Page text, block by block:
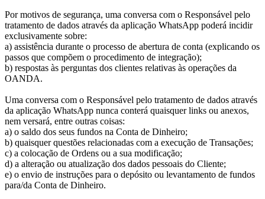
Por motivos de segurança, uma conversa com o Responsável pelo
tratamento de dados através da aplicação WhatsApp poderá incidir
exclusivamente sobre:
a) assistência durante o processo de abertura de conta (explicando os
passos que compõem o procedimento de integração);
b) respostas às perguntas dos clientes relativas às operações da
OANDA.
Uma conversa com o Responsável pelo tratamento de dados através
da aplicação WhatsApp nunca conterá quaisquer links ou anexos,
nem versará, entre outras coisas:
a) o saldo dos seus fundos na Conta de Dinheiro;
b) quaisquer questões relacionadas com a execução de Transações;
c) a colocação de Ordens ou a sua modificação;
d) a alteração ou atualização dos dados pessoais do Cliente;
e) o envio de instruções para o depósito ou levantamento de fundos
para/da Conta de Dinheiro.